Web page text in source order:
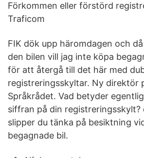
Förkommen eller förstörd
Traficom
FIK dök upp häromdagen och
den bilen vill jag inte köpa
för att återgå till det här med
registreringsskyltar. Ny direktör
Språkrådet. Vad betyder
siffran på din registreringsskylt?
slipper du tänka på besiktning
begagnade bil.